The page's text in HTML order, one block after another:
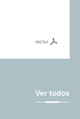
inclui
Ver todos